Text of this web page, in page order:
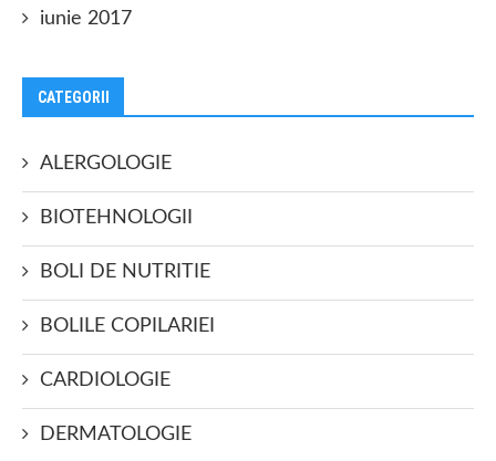
iunie 2017
CATEGORII
ALERGOLOGIE
BIOTEHNOLOGII
BOLI DE NUTRITIE
BOLILE COPILARIEI
CARDIOLOGIE
DERMATOLOGIE